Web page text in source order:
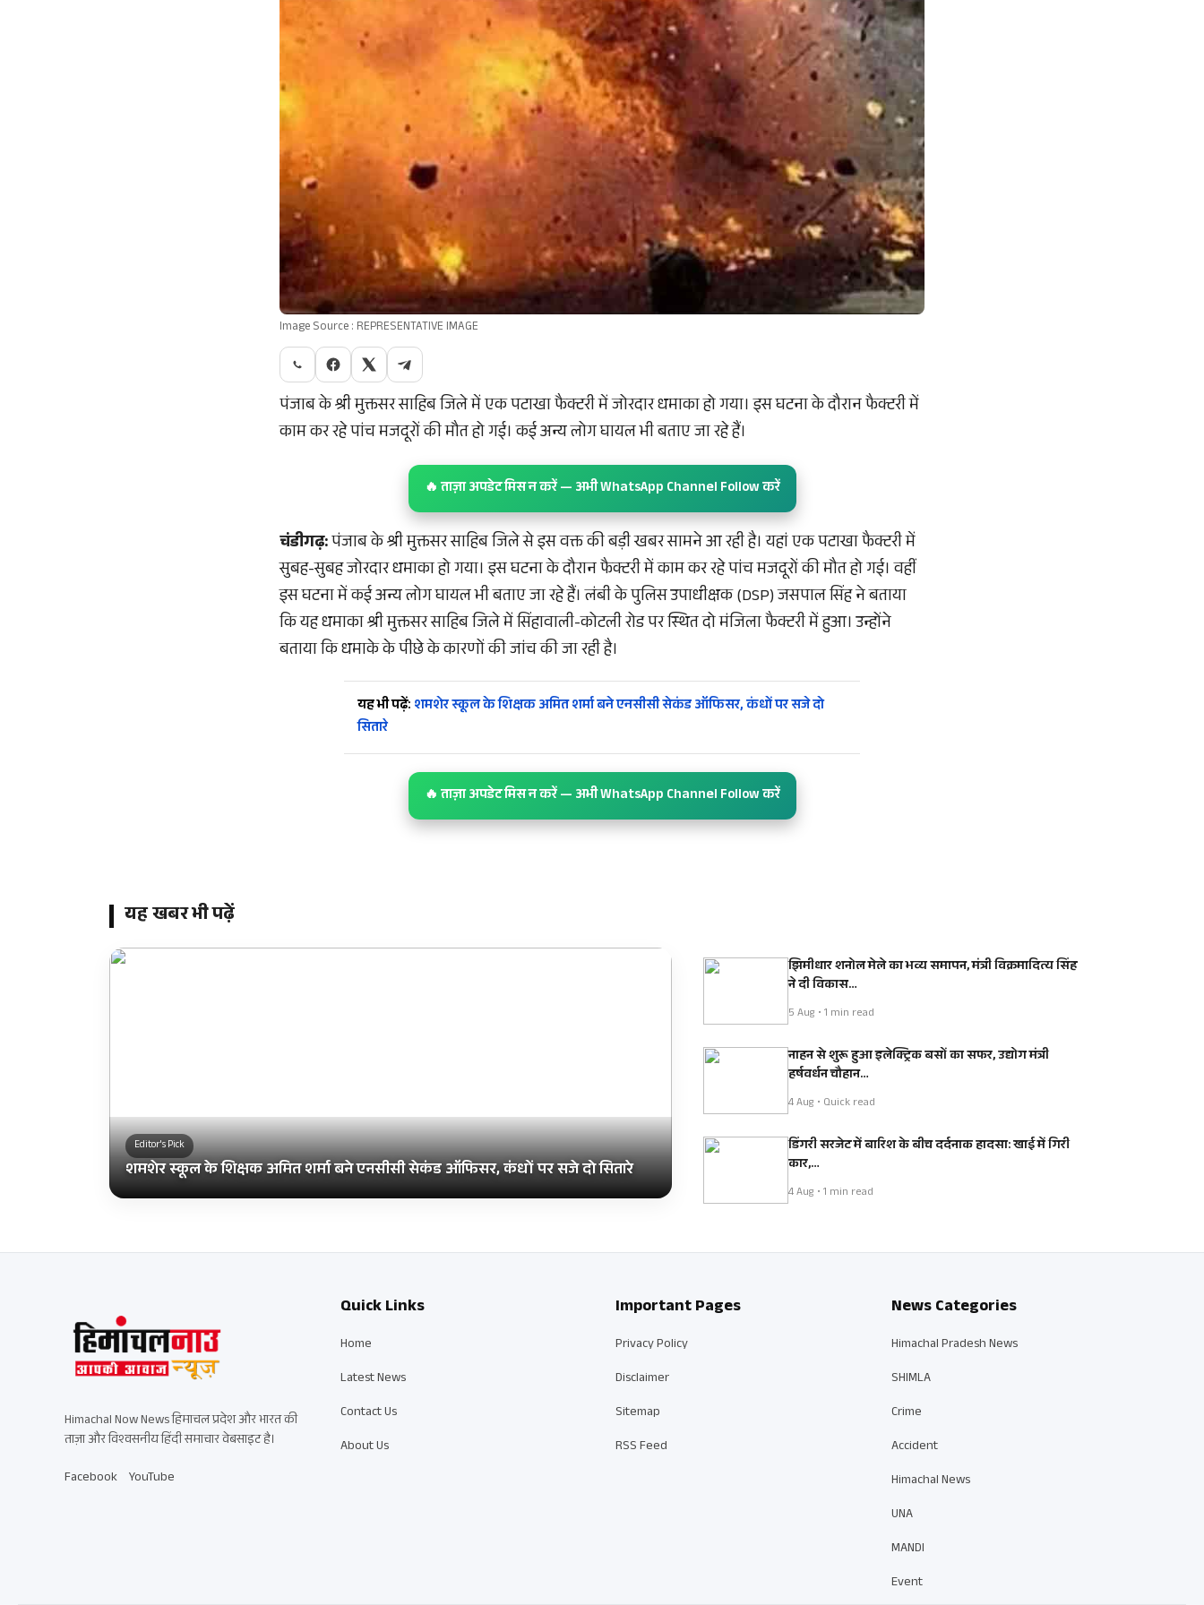
Image Source : REPRESENTATIVE IMAGE
पंजाब के श्री मुक्तसर साहिब जिले में एक पटाखा फैक्टरी में जोरदार धमाका हो गया। इस घटना के दौरान फैक्टरी में
काम कर रहे पांच मजदूरों की मौत हो गई। कई अन्य लोग घायल भी बताए जा रहे हैं।
🔥 ताज़ा अपडेट मिस न करें — अभी WhatsApp Channel Follow करें
चंडीगढ़:पंजाब के श्री मुक्तसर साहिब जिले से इस वक्त की बड़ी खबर सामने आ रही है। यहां एक पटाखा फैक्टरी में
सुबह-सुबह जोरदार धमाका हो गया। इस घटना के दौरान फैक्टरी में काम कर रहे पांच मजदूरों की मौत हो गई। वहीं
इस घटना में कई अन्य लोग घायल भी बताए जा रहे हैं। लंबी के पुलिस उपाधीक्षक (DSP) जसपाल सिंह ने बताया
कि यह धमाका श्री मुक्तसर साहिब जिले में सिंहावाली-कोटली रोड पर स्थित दो मंजिला फैक्टरी में हुआ। उन्होंने
बताया कि धमाके के पीछे के कारणों की जांच की जा रही है।
यह भी पढ़ें: शमशेर स्कूल के शिक्षक अमित शर्मा बने एनसीसी सेकंड ऑफिसर, कंधों पर सजे दो
सितारे
🔥 ताज़ा अपडेट मिस न करें — अभी WhatsApp Channel Follow करें
यह खबर भी पढ़ें
Editor's Pick
शमशेर स्कूल के शिक्षक अमित शर्मा बने एनसीसी सेकंड ऑफिसर, कंधों पर सजे दो सितारे
झिमीधार शनोल मेले का भव्य समापन, मंत्री विक्रमादित्य सिंह
ने दी विकास…
5 Aug • 1 min read
नाहन से शुरू हुआ इलेक्ट्रिक बसों का सफर, उद्योग मंत्री
हर्षवर्धन चौहान…
4 Aug • Quick read
डिंगरी सरजेट में बारिश के बीच दर्दनाक हादसा: खाई में गिरी
कार,…
4 Aug • 1 min read
Himachal Now News हिमाचल प्रदेश और भारत की
ताज़ा और विश्वसनीय हिंदी समाचार वेबसाइट है।
Facebook YouTube
Quick Links
Home
Latest News
Contact Us
About Us
Important Pages
Privacy Policy
Disclaimer
Sitemap
RSS Feed
News Categories
Himachal Pradesh News
SHIMLA
Crime
Accident
Himachal News
UNA
MANDI
Event